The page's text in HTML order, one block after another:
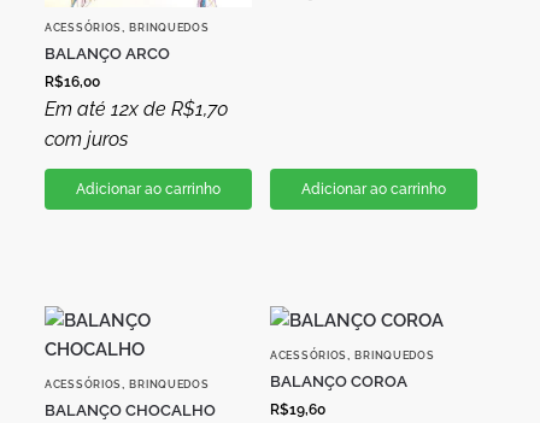
ACESSÓRIOS ,BRINQUEDOS
BALANÇO ARCO
R$16,00
Em até 12x de R$1,70
com juros
Adicionar ao carrinho Adicionar ao carrinho
ACESSÓRIOS ,BRINQUEDOS
BALANÇO CHOCALHO
ACESSÓRIOS ,BRINQUEDOS
BALANÇO COROA
R$19,60